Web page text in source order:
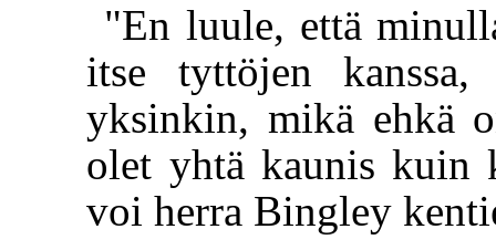
"En luule, että
itse tyttöjen
yksinkin, mikä ehkä
olet yhtä kaunis kuin
voi herra Bingley